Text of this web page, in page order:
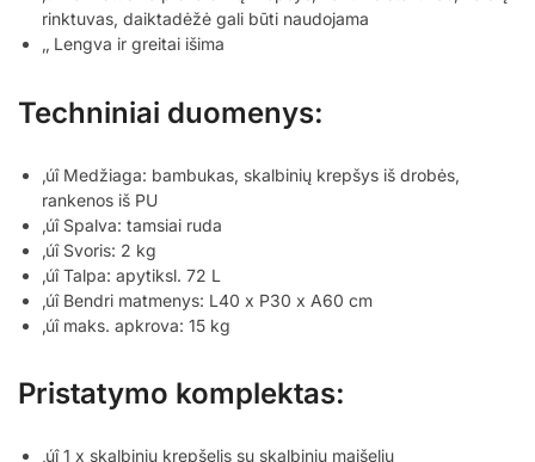
rinktuvas, daiktadėžė gali būti naudojama
‚‚ Lengva ir greitai išima
Techniniai duomenys:
‚úî Medžiaga: bambukas, skalbinių krepšys iš drobės,
rankenos iš PU
‚úî Spalva: tamsiai ruda
‚úî Svoris: 2 kg
‚úî Talpa: apytiksl. 72 L
‚úî Bendri matmenys: L40 x P30 x A60 cm
‚úî maks. apkrova: 15 kg
Pristatymo komplektas:
‚úî 1 x skalbinių krepšelis su skalbinių maišeliu